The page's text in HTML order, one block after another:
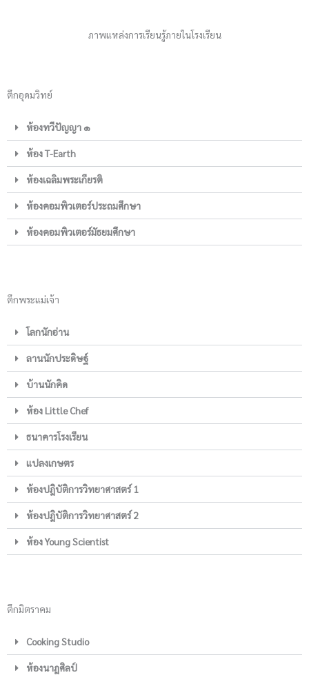
ภาพแหล่งการเรียนรู้ภายในโรงเรียน
ตึกอุดมวิทย์
ห้องทวีปัญญา ๑
ห้อง T-Earth
ห้องเฉลิมพระเกียรติ
ห้องคอมพิวเตอร์ประถมศึกษา
ห้องคอมพิวเตอร์มัธยมศึกษา
ตึกพระแม่เจ้า
โลกนักอ่าน
ลานนักประดิษฐ์
บ้านนักคิด
ห้อง Little Chef
ธนาคารโรงเรียน
แปลงเกษตร
ห้องปฎิบัติการวิทยาศาสตร์ 1
ห้องปฎิบัติการวิทยาศาสตร์ 2
ห้อง Young Scientist
ตึกมิตราคม
Cooking Studio
ห้องนาฎศิลป์